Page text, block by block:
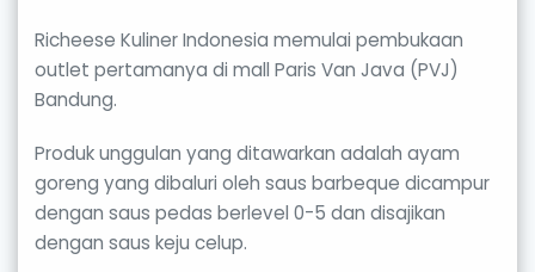
Richeese Kuliner Indonesia memulai pembukaan
outlet pertamanya di mall Paris Van Java (PVJ)
Bandung.
Produk unggulan yang ditawarkan adalah ayam
goreng yang dibaluri oleh saus barbeque dicampur
dengan saus pedas berlevel 0-5 dan disajikan
dengan saus keju celup.